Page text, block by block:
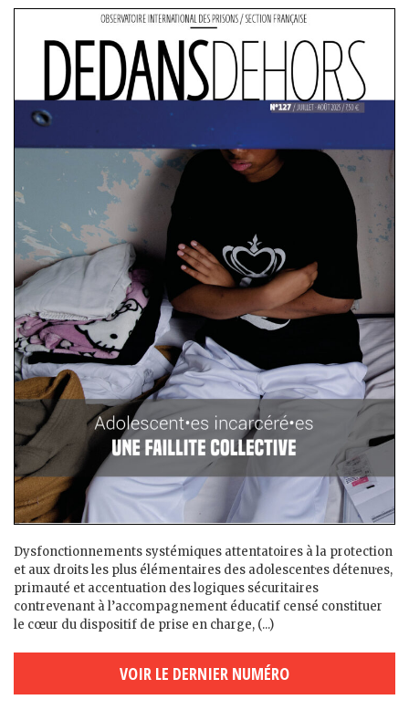
Dysfonctionnements systémiques attentatoires à la protection
et aux droits les plus élémentaires des adolescent·es détenu·es,
primauté et accentuation des logiques sécuritaires
contrevenant à l’accompagnement éducatif censé constituer
le cœur du dispositif de prise en charge, (...)
VOIR LE DERNIER NUMÉRO